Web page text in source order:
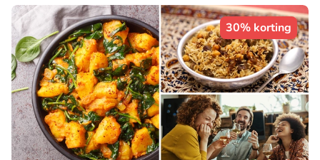
30% korting